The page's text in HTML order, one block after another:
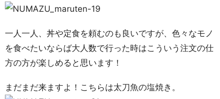
一人一人、丼や定食を頼むのも良いですが、色々なモノ
を食べたいならば大人数で行った時はこういう注文の仕
方の方が楽しめると思います！
まだまだ来ますよ！こちらは太刀魚の塩焼き。